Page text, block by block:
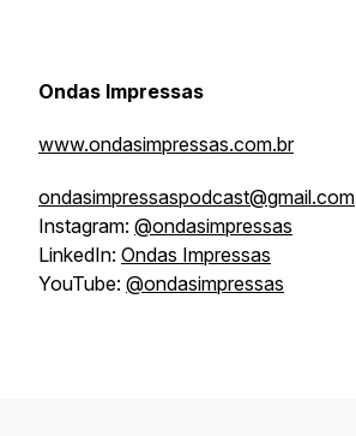
Ondas Impressas
www.ondasimpressas.com.br
ondasimpressaspodcast@gmail.com
Instagram: @ondasimpressas
LinkedIn: Ondas Impressas
YouTube: @ondasimpressas